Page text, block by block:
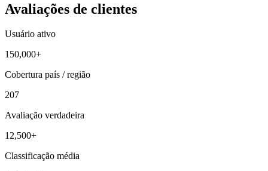
Avaliações de clientes
Usuário ativo
150,000+
Cobertura país / região
207
Avaliação verdadeira
12,500+
Classificação média